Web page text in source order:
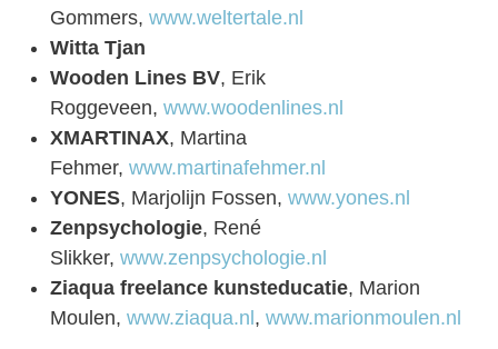
Gommers, www.weltertale.nl
Witta Tjan
Wooden Lines BV, Erik
Roggeveen, www.woodenlines.nl
XMARTINAX, Martina
Fehmer, www.martinafehmer.nl
YONES, Marjolijn Fossen, www.yones.nl
Zenpsychologie, René
Slikker, www.zenpsychologie.nl
Ziaqua freelance kunsteducatie, Marion
Moulen, www.ziaqua.nl, www.marionmoulen.nl